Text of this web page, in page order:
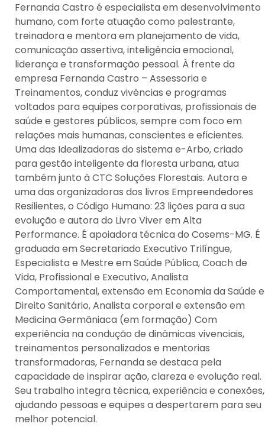
Fernanda Castro é especialista em desenvolvimento
humano, com forte atuação como palestrante,
treinadora e mentora em planejamento de vida,
comunicação assertiva, inteligência emocional,
liderança e transformação pessoal. À frente da
empresa Fernanda Castro – Assessoria e
Treinamentos, conduz vivências e programas
voltados para equipes corporativas, profissionais de
saúde e gestores públicos, sempre com foco em
relações mais humanas, conscientes e eficientes.
Uma das Idealizadoras do sistema e-Arbo, criado
para gestão inteligente da floresta urbana, atua
também junto à CTC Soluções Florestais. Autora e
uma das organizadoras dos livros Empreendedores
Resilientes, o Código Humano: 23 lições para a sua
evolução e autora do Livro Viver em Alta
Performance. É apoiadora técnica do Cosems-MG. É
graduada em Secretariado Executivo Trilíngue,
Especialista e Mestre em Saúde Pública, Coach de
Vida, Profissional e Executivo, Analista
Comportamental, extensão em Economia da Saúde e
Direito Sanitário, Analista corporal e extensão em
Medicina Germâniaca (em formação) Com
experiência na condução de dinâmicas vivenciais,
treinamentos personalizados e mentorias
transformadoras, Fernanda se destaca pela
capacidade de inspirar ação, clareza e evolução real.
Seu trabalho integra técnica, experiência e conexões,
ajudando pessoas e equipes a despertarem para seu
melhor potencial.